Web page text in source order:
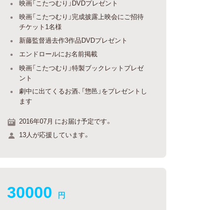
映画「こたつむり」DVDプレゼント
映画「こたつむり」完成披露上映会にご招待
チケット1名様
新藤監督過去作3作品DVDプレゼント
エンドロールにお名前掲載
映画「こたつむり」特製ブックレットプレゼ
ント
劇中に出てくるお酒、「惣邑」をプレゼントし
ます
2016年07月 にお届け予定です。
13人が応援しています。
30000 円